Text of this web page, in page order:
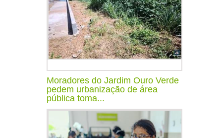
Moradores do Jardim Ouro Verde
pedem urbanização de área
pública toma...